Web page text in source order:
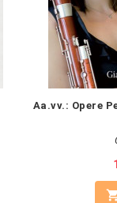
Aa.vv.: Opere